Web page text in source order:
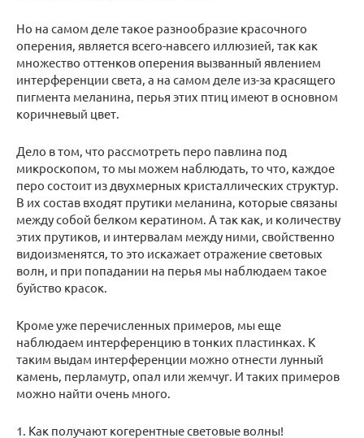
Но на самом деле такое разнообразие красочного
оперения, является всего-навсего иллюзией, так как
множество оттенков оперения вызванный явлением
интерференции света, а на самом деле из-за красящего
пигмента меланина, перья этих птиц имеют в основном
коричневый цвет.
Дело в том, что рассмотреть перо павлина под
микроскопом, то мы можем наблюдать, то что, каждое
перо состоит из двухмерных кристаллических структур.
В их состав входят прутики меланина, которые связаны
между собой белком кератином. А так как, и количеству
этих прутиков, и интервалам между ними, свойственно
видоизменятся, то это искажает отражение световых
волн, и при попадании на перья мы наблюдаем такое
буйство красок.
Кроме уже перечисленных примеров, мы еще
наблюдаем интерференцию в тонких пластинках. К
таким выдам интерференции можно отнести лунный
камень, перламутр, опал или жемчуг. И таких примеров
можно найти очень много.
1. Как получают когерентные световые волны!